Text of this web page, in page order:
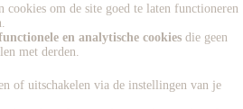
cookies om de site goed te laten functioneren
en analytische cookies die geen
met derden.
of uitschakelen via de instellingen van je